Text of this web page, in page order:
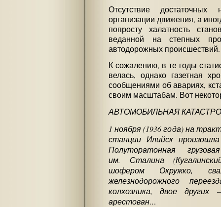
Отсутствие
организации движения, а
попросту халатность
веданной на степных
автодорожных происшествий.
К сожалению, в те годы
велась, однако газетная
сообщениями об авариях,
своим масштабам. Вот
АВТОМОБИЛЬНАЯ
1 ноября (1936 года) на
станции Илийск
Полуторатонная
им. Сталина
шофером Окружко,
железнодорожного
колхозника, двое
арестован…